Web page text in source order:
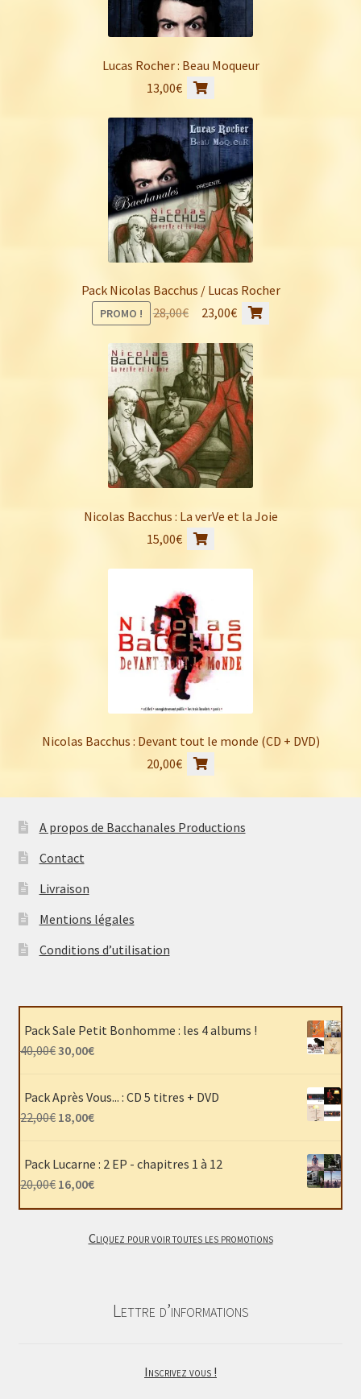
choisies
sur
du
produit
Lucas Rocher : Beau Moqueur
13,00€
Pack Nicolas Bacchus / Lucas Rocher
PROMO ! 28,00€
Le
initial
était :
28,00€.
23,00€ Le
actuel
est :
23,00€.
Nicolas Bacchus : La verVe et la Joie
15,00€
Nicolas Bacchus : Devant tout le monde (CD + DVD)
20,00€
A propos de Bacchanales Productions
Contact
Livraison
Mentions légales
Conditions d’utilisation
Pack Sale Petit Bonhomme : les 4 albums !
40,00€ Le
initial
était :
40,00€.
30,00€Le
Pack Après Vous... : CD 5 titres + DVD
22,00€ Le
22,00€.
18,00€Le
actuel
Pack Lucarne : 2 EP - chapitres 1 à 12
20,00€ Le
était :
16,00€Le
est :
Cliquez pour voir toutes les promotions
Lettre d’informations
Inscrivez vous !